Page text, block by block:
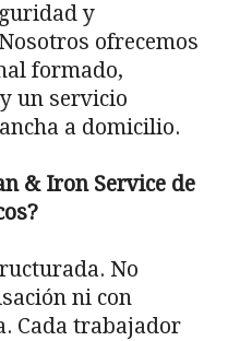
y
ofrecemos
formado,
un servicio
a domicilio.
& Iron Service de
No
ni con
Cada trabajador